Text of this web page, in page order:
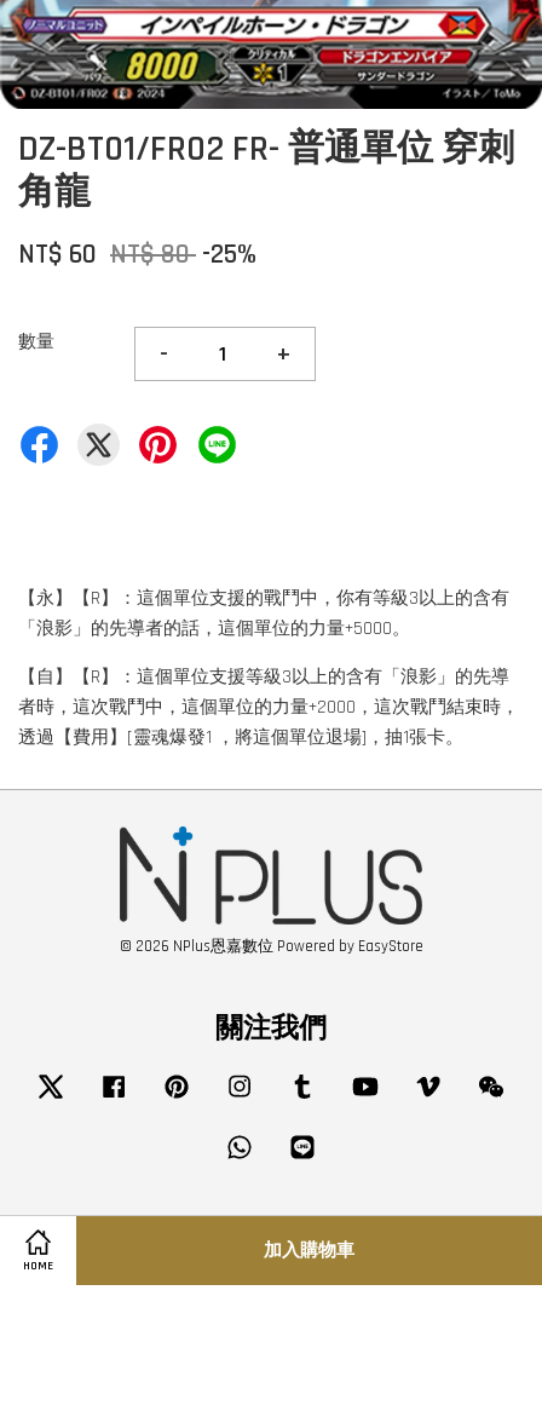
DZ-BT01/FR02 FR- 普通單位 穿刺
角龍
NT$ 60 NT$ 80 -25%
數量 - +
HOME
加入購物車
【永】【R】：這個單位支援的戰鬥中，你有等級3以上的含有
「浪影」的先導者的話，這個單位的力量+5000。
【自】【R】：這個單位支援等級3以上的含有「浪影」的先導
者時，這次戰鬥中，這個單位的力量+2000，這次戰鬥結束時，
透過【費用】[靈魂爆發1 ，將這個單位退場]，抽1張卡。
© 2026 NPlus恩嘉數位 Powered by EasyStore
關注我們
Twitter Facebook Pinterest Instagram Tumblr YouTube Vimeo
Whatsapp
Master